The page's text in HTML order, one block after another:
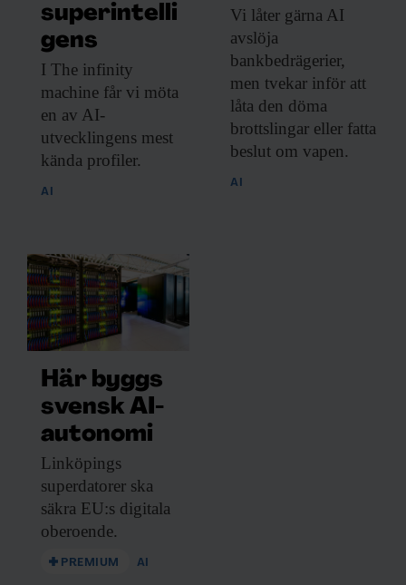
superintelli
gens
I The infinity
machine får vi möta
en av AI-
utvecklingens mest
kända profiler.
AI
Vi låter gärna AI
avslöja
bankbedrägerier,
men tvekar inför att
låta den döma
brottslingar eller fatta
beslut om vapen.
AI
Här byggs
svensk AI-
autonomi
Linköpings
superdatorer ska
säkra EU:s digitala
oberoende.
PREMIUM AI